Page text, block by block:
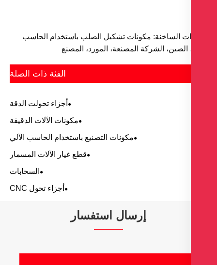
الساخنة: مكونات تشكيل الصلب باستخدام الحاسب
الصين، الشركة المصنعة، المورد، المصنع
الفئة ذات الصلة
أجزاء تحولت الدقة
مكونات الآلات الدقيقة
مكونات التصنيع باستخدام الحاسب الآلي
قطع غيار الآلات المسمار
السحابات
أجزاء تحول CNC
إرسال استفسار